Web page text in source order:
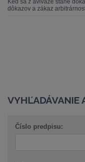
Keď sa z aviváže stane
dôkazov a zákaz
VYHĽADÁVANIE
Číslo predpisu: